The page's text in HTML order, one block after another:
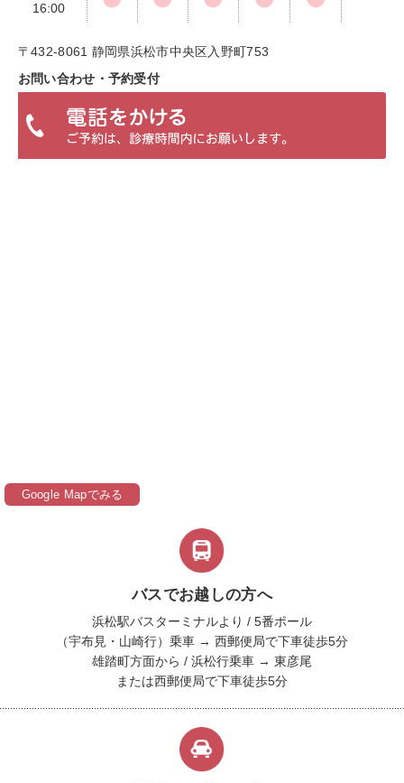
16:00
〒432-8061 静岡県浜松市中央区入野町753
お問い合わせ・予約受付
Google Mapでみる
バスでお越しの方へ
浜松駅バスターミナルより / 5番ポール
（宇布見・山崎行）乗車 → 西郵便局で下車徒歩5分
雄踏町方面から / 浜松行乗車 → 東彦尾
または西郵便局で下車徒歩5分